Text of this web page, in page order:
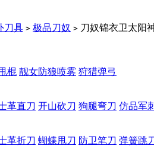
刀具 > 极品刀奴 > 刀奴锦衣卫太阳
棍 靓女防狼喷雾 狩猎弹弓
革直刀 开山砍刀 狗腿弯刀 仿品军
革折刀 蝴蝶甩刀 防卫笔刀 弹簧跳